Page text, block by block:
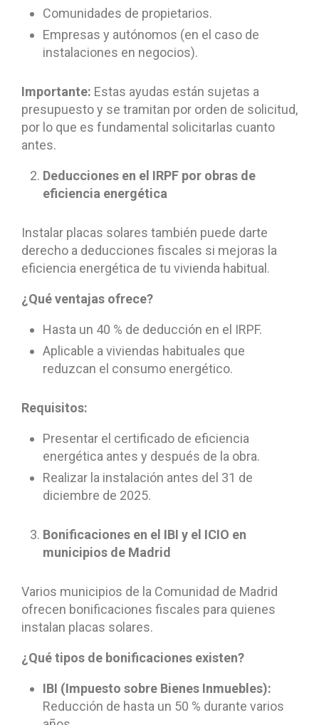
Comunidades de propietarios.
Empresas y autónomos (en el caso de
instalaciones en negocios).
Importante: Estas ayudas están sujetas a
presupuesto y se tramitan por orden de solicitud,
por lo que es fundamental solicitarlas cuanto
antes.
Deducciones en el IRPF por obras de
eficiencia energética
Instalar placas solares también puede darte
derecho a deducciones fiscales si mejoras la
eficiencia energética de tu vivienda habitual.
¿Qué ventajas ofrece?
Hasta un 40 % de deducción en el IRPF.
Aplicable a viviendas habituales que
reduzcan el consumo energético.
Requisitos:
Presentar el certificado de eficiencia
energética antes y después de la obra.
Realizar la instalación antes del 31 de
diciembre de 2025.
Bonificaciones en el IBI y el ICIO en
municipios de Madrid
Varios municipios de la Comunidad de Madrid
ofrecen bonificaciones fiscales para quienes
instalan placas solares.
¿Qué tipos de bonificaciones existen?
IBI (Impuesto sobre Bienes Inmuebles):
Reducción de hasta un 50 % durante varios